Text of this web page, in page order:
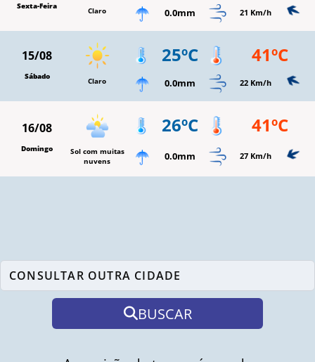
Sexta-Feira Claro 0.0mm 21 Km/h
15/08
Sábado Claro
25ºC 41ºC
0.0mm 22 Km/h
16/08
Domingo
Sol com muitas
nuvens
26ºC 41ºC
0.0mm 27 Km/h
BUSCAR